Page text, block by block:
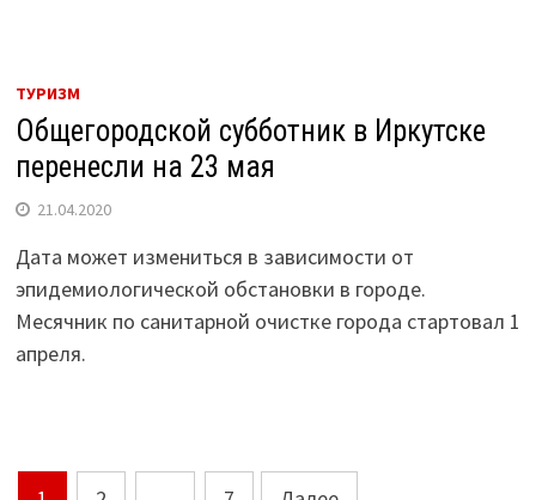
ТУРИЗМ
Общегородской субботник в Иркутске
перенесли на 23 мая
21.04.2020
Дата может измениться в зависимости от
эпидемиологической обстановки в городе.
Месячник по санитарной очистке города стартовал 1
апреля.